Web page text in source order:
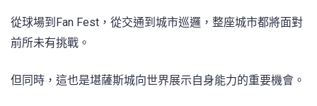
從球場到Fan Fest，從交通到城市巡邏，整座城市都將面對
前所未有挑戰。
但同時，這也是堪薩斯城向世界展示自身能力的重要機會。